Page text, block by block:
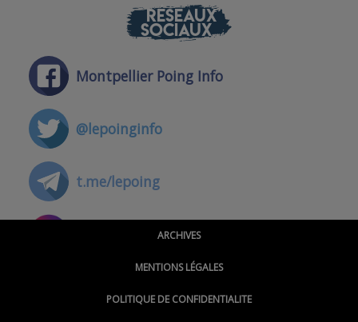
RÉSEAUX
SOCIAUX
Montpellier Poing Info
@lepoinginfo
t.me/lepoing
@montpellierpoinginfo
ARCHIVES
MENTIONS LÉGALES
POLITIQUE DE CONFIDENTIALITE